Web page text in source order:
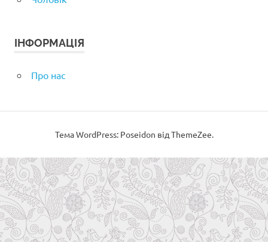
ІНФОРМАЦІЯ
Про нас
Тема WordPress: Poseidon від ThemeZee.